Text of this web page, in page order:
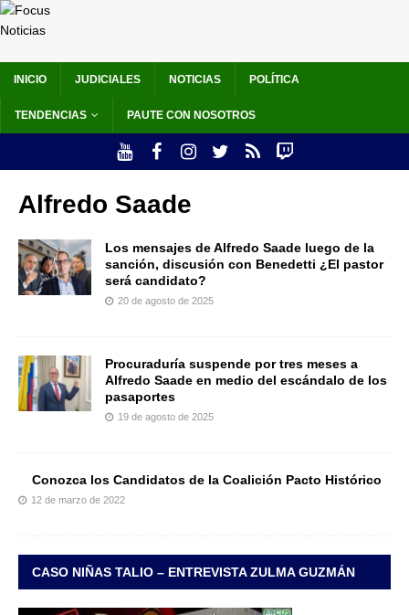
INICIO JUDICIALES NOTICIAS POLÍTICA
TENDENCIAS PAUTE CON NOSOTROS
Alfredo Saade
Los mensajes de Alfredo Saade luego de la
sanción, discusión con Benedetti ¿El pastor
será candidato?
20 de agosto de 2025
Procuraduría suspende por tres meses a
Alfredo Saade en medio del escándalo de los
pasaportes
19 de agosto de 2025
Conozca los Candidatos de la Coalición Pacto Histórico
12 de marzo de 2022
CASO NIÑAS TALIO – ENTREVISTA ZULMA GUZMÁN